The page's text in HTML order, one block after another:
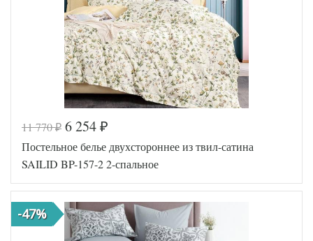
50х70
(2шт),
70х70
(2шт)
Производитель
Sailid
(Китай)
Код товара
575-573
Артикул
SLD-BP
-158-2
Ткань
Твил
Размер
пододеяльника 180х215
Размер
простыни
220х250
11 770₽ 6 254 ₽
Постельное белье двухстороннее из твил-сатина
SAILID BP-157-2 2-спальное
-47%